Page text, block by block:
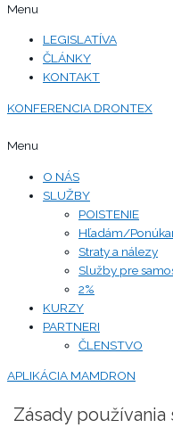
Menu
LEGISLATÍVA
ČLÁNKY
KONTAKT
KONFERENCIA DRONTEX
Menu
O NÁS
SLUŽBY
POISTENIE
Hľadám/
Straty a nálezy
Služby pre
2%
KURZY
PARTNERI
ČLENSTVO
APLIKÁCIA MAMDRON
Zásady